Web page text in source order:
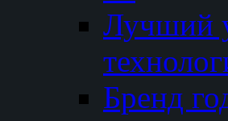
Лучший
Бренд